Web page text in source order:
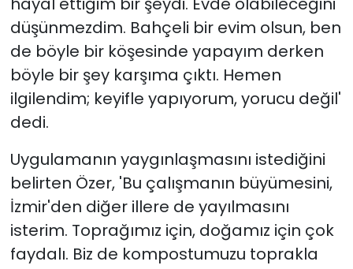
düşünmezdim. Bahçeli bir evim olsun, ben
de böyle bir köşesinde yapayım derken
böyle bir şey karşıma çıktı. Hemen
ilgilendim; keyifle yapıyorum, yorucu değil'
dedi.
Uygulamanın yaygınlaşmasını istediğini
belirten Özer, 'Bu çalışmanın büyümesini,
İzmir'den diğer illere de yayılmasını
isterim. Toprağımız için, doğamız için çok
faydalı. Biz de kompostumuzu toprakla